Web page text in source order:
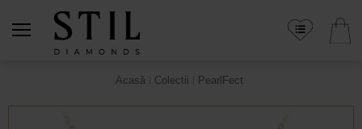
Acasă Colectii PearlFect